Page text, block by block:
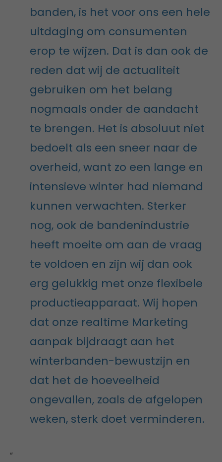
banden, is het voor ons een hele
uitdaging om consumenten
erop te wijzen. Dat is dan ook de
reden dat wij de actualiteit
gebruiken om het belang
nogmaals onder de aandacht
te brengen. Het is absoluut niet
bedoelt als een sneer naar de
overheid, want zo een lange en
intensieve winter had niemand
kunnen verwachten. Sterker
nog, ook de bandenindustrie
heeft moeite om aan de vraag
te voldoen en zijn wij dan ook
erg gelukkig met onze flexibele
productieapparaat. Wij hopen
dat onze realtime Marketing
aanpak bijdraagt aan het
winterbanden-bewustzijn en
dat het de hoeveelheid
ongevallen, zoals de afgelopen
weken, sterk doet verminderen.
”